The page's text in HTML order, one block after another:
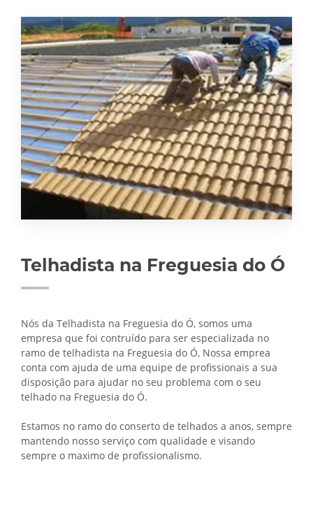
Telhadista na Freguesia do Ó
Nós da Telhadista na Freguesia do Ó, somos uma
empresa que foi contruído para ser especializada no
ramo de telhadista na Freguesia do Ó, Nossa emprea
conta com ajuda de uma equipe de profissionais a sua
disposição para ajudar no seu problema com o seu
telhado na Freguesia do Ó.
Estamos no ramo do conserto de telhados a anos, sempre
mantendo nosso serviço com qualidade e visando
sempre o maximo de profissionalismo.